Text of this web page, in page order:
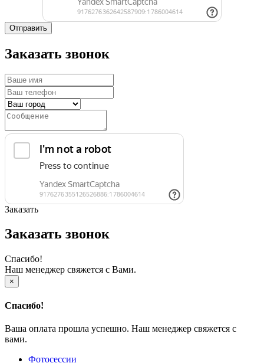
Отправить
Заказать звонок
Заказать
Заказать звонок
Спасибо!
Наш менеджер свяжется с Вами.
×
Спасибо!
Ваша оплата прошла успешно. Наш менеджер свяжется с
вами.
Фотосессии